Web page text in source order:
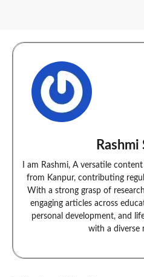
Rashmi
I am Rashmi, A versatile
from Kanpur, contributing
With a strong grasp of
engaging articles across
personal development, and
with a diverse